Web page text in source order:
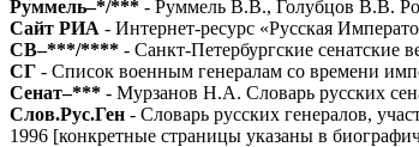
Руммель–*/*** - Руммель В.В., Голубцов В.В.
Сайт РИА - Интернет-ресурс «Русская
СВ–***/**** - Санкт-Петербургские сенатские
СГ - Список военным генералам со времени
Сенат–*** - Мурзанов Н.А. Словарь русских
Слов.Рус.Ген - Словарь русских генералов,
1996 [конкретные страницы указаны в